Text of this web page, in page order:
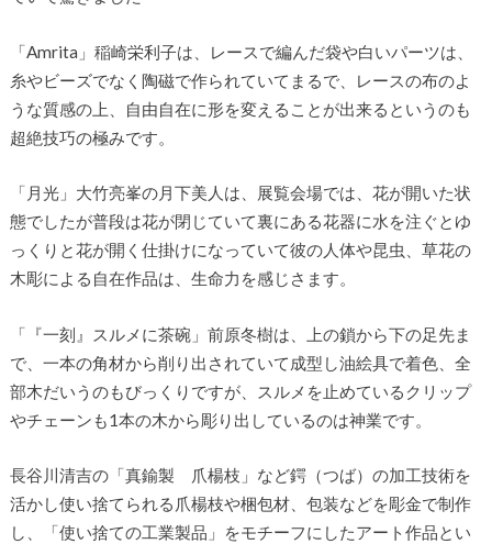
「Amrita」稲崎栄利子は、レースで編んだ袋や白いパーツは、
糸やビーズでなく陶磁で作られていてまるで、レースの布のよ
うな質感の上、自由自在に形を変えることが出来るというのも
超絶技巧の極みです。
「月光」大竹亮峯の月下美人は、展覧会場では、花が開いた状
態でしたが普段は花が閉じていて裏にある花器に水を注ぐとゆ
っくりと花が開く仕掛けになっていて彼の人体や昆虫、草花の
木彫による自在作品は、生命力を感じさます。
「『一刻』スルメに茶碗」前原冬樹は、上の鎖から下の足先ま
で、一本の角材から削り出されていて成型し油絵具で着色、全
部木だいうのもびっくりですが、スルメを止めているクリップ
やチェーンも1本の木から彫り出しているのは神業です。
長谷川清吉の「真鍮製 爪楊枝」など鍔（つば）の加工技術を
活かし使い捨てられる爪楊枝や梱包材、包装などを彫金で制作
し、「使い捨ての工業製品」をモチーフにしたアート作品とい